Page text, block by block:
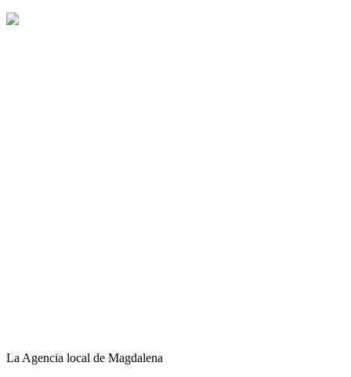
La Agencia local de Magdalena